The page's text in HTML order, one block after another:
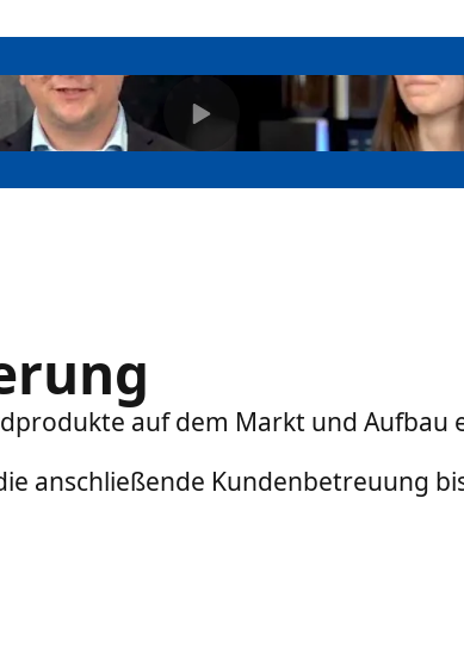
auf dem Markt und Aufbau
anschließende Kundenbetreuung